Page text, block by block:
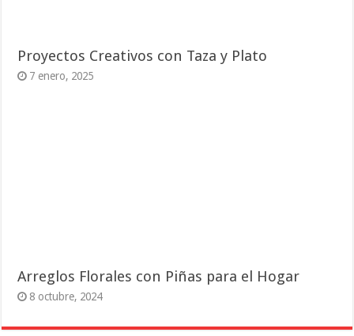
Proyectos Creativos con Taza y Plato
7 enero, 2025
Arreglos Florales con Piñas para el Hogar
8 octubre, 2024